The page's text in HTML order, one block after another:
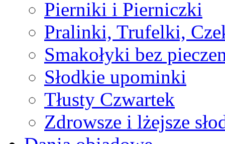
Pierniki i Pierniczki
Pralinki, Trufelki,
Smakołyki bez
Słodkie upominki
Tłusty Czwartek
Zdrowsze i lżejsze